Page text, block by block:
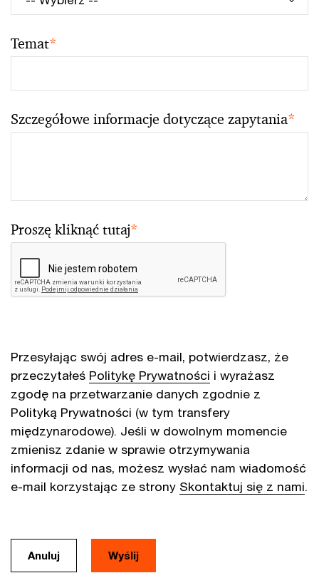
Temat*
Szczegółowe informacje dotyczące zapytania*
Proszę kliknąć tutaj*
Przesyłając swój adres e-mail, potwierdzasz, że
przeczytałeś Politykę Prywatności i wyrażasz
zgodę na przetwarzanie danych zgodnie z
Polityką Prywatności (w tym transfery
międzynarodowe). Jeśli w dowolnym momencie
zmienisz zdanie w sprawie otrzymywania
informacji od nas, możesz wysłać nam wiadomość
e-mail korzystając ze strony Skontaktuj się z nami.
Anuluj